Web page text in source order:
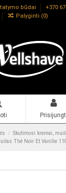
būdai
+370
Palyginti (0)
Skutimosi kremai,
Thé Noir Et Vanille